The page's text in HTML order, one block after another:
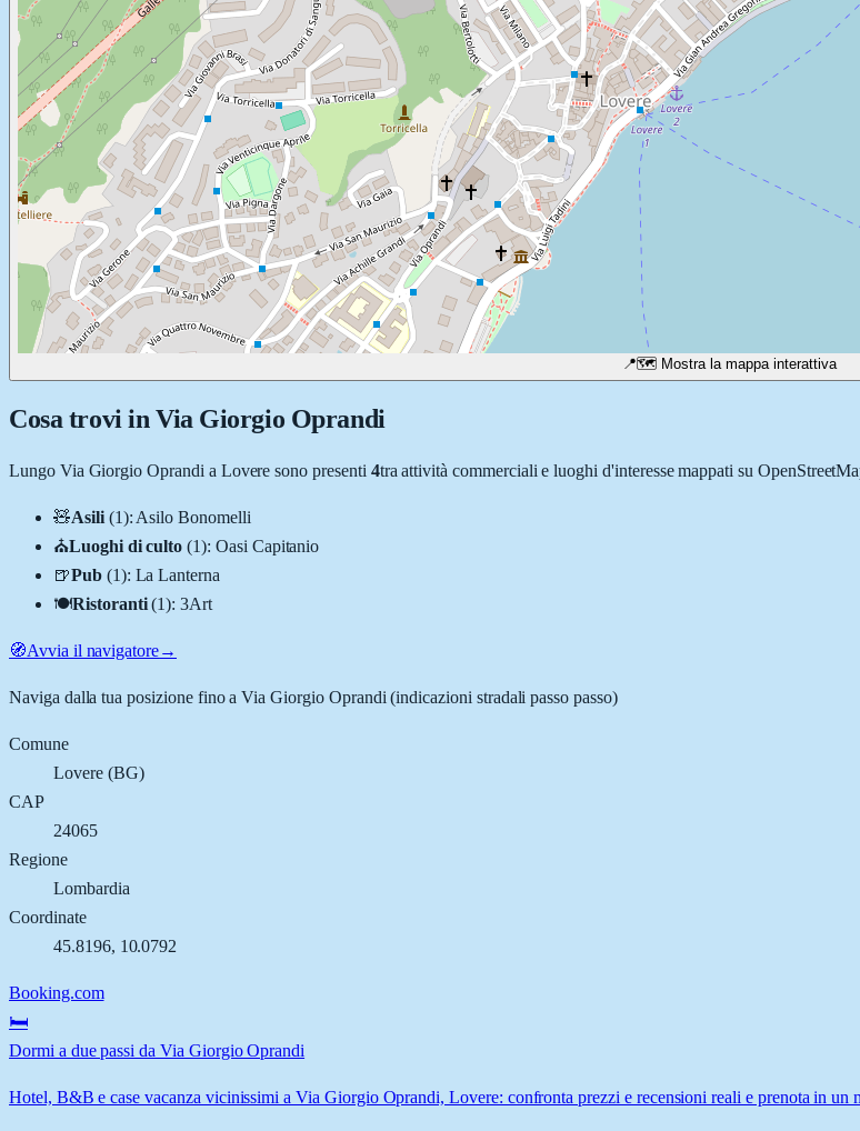
📍🗺️ Mostra la mappa interattiva
Cosa trovi in Via Giorgio Oprandi
Lungo Via Giorgio Oprandi a Lovere sono presenti 4tra attività commerciali e luoghi d'interesse mappati su
🧸Asili (1): Asilo Bonomelli
⛪Luoghi di culto (1): Oasi Capitanio
🍺Pub (1): La Lanterna
🍽️Ristoranti (1):3Art
🧭Avvia il navigatore→
Naviga dalla tua posizione fino aVia Giorgio Oprandi (indicazioni stradali passo passo)
Comune
Lovere(BG)
CAP
24065
Regione
Lombardia
Coordinate
45.8196, 10.0792
Booking.com
🛏️
Dormi a due passi da Via Giorgio Oprandi
Hotel, B&B e case vacanza vicinissimi a Via Giorgio Oprandi, Lovere: confronta prezzi e recensioni reali e prenota in un